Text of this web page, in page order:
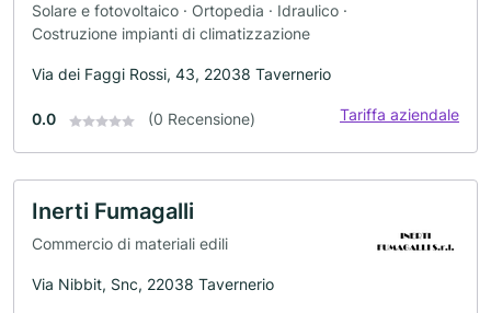
Solare e fotovoltaico · Ortopedia · Idraulico ·
Costruzione impianti di climatizzazione
Via dei Faggi Rossi, 43, 22038 Tavernerio
0.0 (0 Recensione) Tariffa aziendale
Inerti Fumagalli
Commercio di materiali edili
Via Nibbit, Snc, 22038 Tavernerio